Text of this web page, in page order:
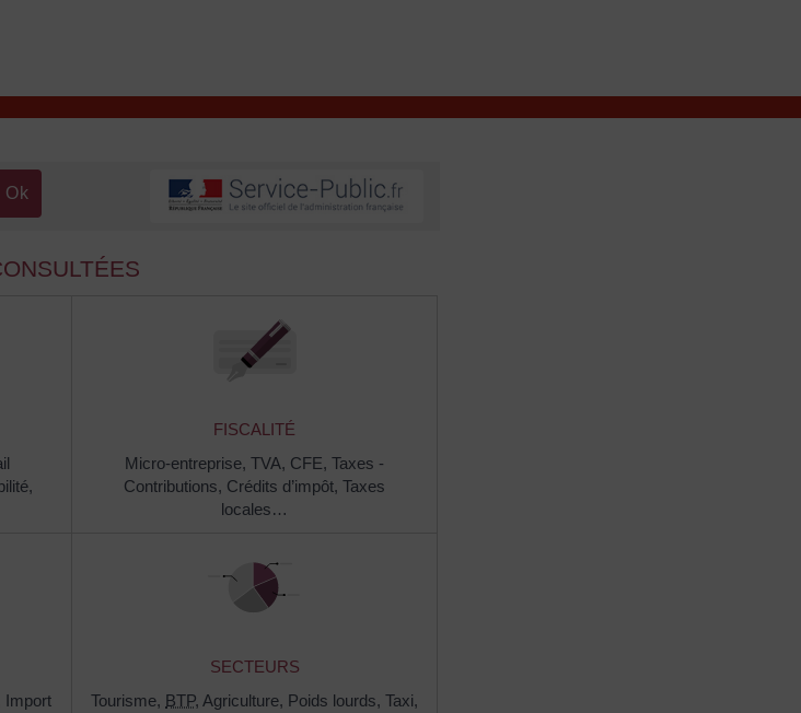
FISCALITÉ
Micro-entreprise,TVA, CFE,Taxes -
Contributions, Crédits d’impôt,Taxes
locales…
Import
SECTEURS
Tourisme, BTP, Agriculture, Poids lourds,Taxi,